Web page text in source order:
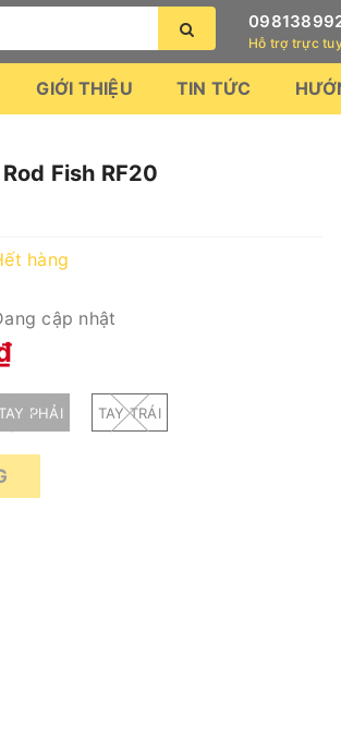
Hỗ trợ trực
GIỚI THIỆU TIN TỨC
Fish RF20
hàng
cập nhật
TAY PHẢI TAY TRÁI